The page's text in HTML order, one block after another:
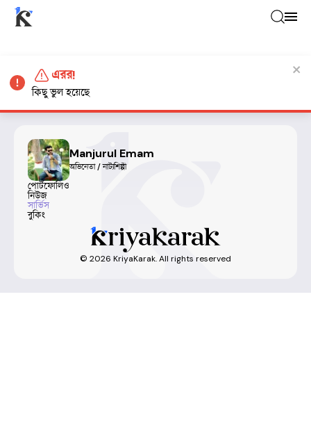
Manjurul Emam
অভিনেতা / নাট্যশিল্পী
পোর্টফোলিও
নিউজ
সার্ভিস
বুকিং
© 2026 KriyaKarak. All rights reserved
এরর!
কিছু ভুল হয়েছে